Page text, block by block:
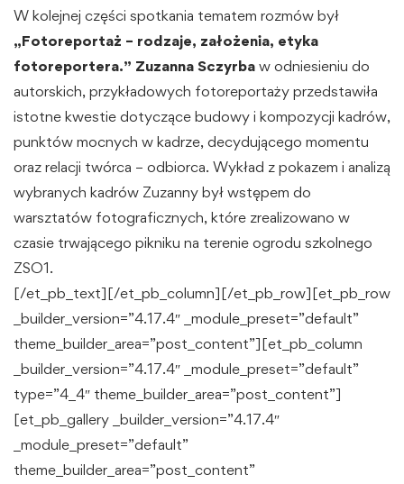
W kolejnej części spotkania tematem rozmów był
„Fotoreportaż – rodzaje, założenia, etyka
fotoreportera.” Zuzanna Sczyrba w odniesieniu do
autorskich, przykładowych fotoreportaży przedstawiła
istotne kwestie dotyczące budowy i kompozycji kadrów,
punktów mocnych w kadrze, decydującego momentu
oraz relacji twórca – odbiorca. Wykład z pokazem i analizą
wybranych kadrów Zuzanny był wstępem do
warsztatów fotograficznych, które zrealizowano w
czasie trwającego pikniku na terenie ogrodu szkolnego
ZSO1.
[/et_pb_text][/et_pb_column][/et_pb_row][et_pb_row
_builder_version=”4.17.4″ _module_preset=”default”
theme_builder_area=”post_content”][et_pb_column
_builder_version=”4.17.4″ _module_preset=”default”
type=”4_4″ theme_builder_area=”post_content”]
[et_pb_gallery _builder_version=”4.17.4″
_module_preset=”default”
theme_builder_area=”post_content”